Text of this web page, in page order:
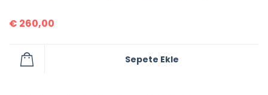
€ 260,00
Sepete Ekle